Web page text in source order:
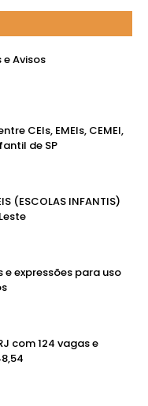
Avisos
CEIs, EMEIs, CEMEI,
de SP
(ESCOLAS INFANTIS)
expressões para uso
com 124 vagas e